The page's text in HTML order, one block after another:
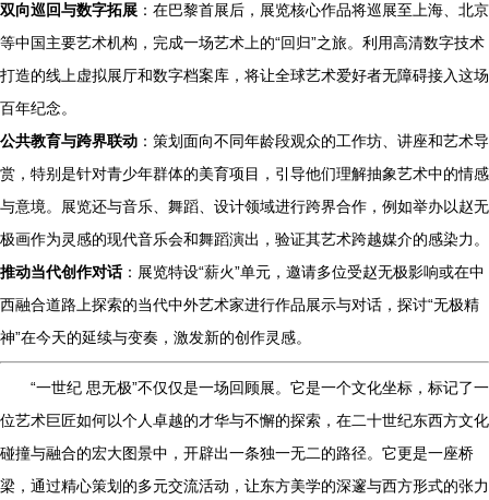
双向巡回与数字拓展 ：在巴黎首展后，展览核心作品将巡展至上海、北京
等中国主要艺术机构，完成一场艺术上的“回归”之旅。利用高清数字技术
打造的线上虚拟展厅和数字档案库，将让全球艺术爱好者无障碍接入这场
百年纪念。
公共教育与跨界联动 ：策划面向不同年龄段观众的工作坊、讲座和艺术导
赏，特别是针对青少年群体的美育项目，引导他们理解抽象艺术中的情感
与意境。展览还与音乐、舞蹈、设计领域进行跨界合作，例如举办以赵无
极画作为灵感的现代音乐会和舞蹈演出，验证其艺术跨越媒介的感染力。
推动当代创作对话：展览特设“薪火”单元，邀请多位受赵无极影响或在中
西融合道路上探索的当代中外艺术家进行作品展示与对话，探讨“无极精
神”在今天的延续与变奏，激发新的创作灵感。
“一世纪 思无极”不仅仅是一场回顾展。它是一个文化坐标，标记了一
位艺术巨匠如何以个人卓越的才华与不懈的探索，在二十世纪东西方文化
碰撞与融合的宏大图景中，开辟出一条独一无二的路径。它更是一座桥
梁，通过精心策划的多元交流活动，让东方美学的深邃与西方形式的张力